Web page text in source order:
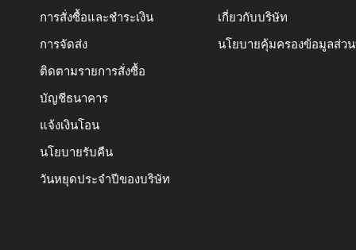
การสั่งซื้อและชำระเงิน
การจัดส่ง
ติดตามรายการสั่งซื้อ
บัญชีธนาคาร
แจ้งเงินโอน
นโยบายรับคืน
วันหยุดประจำปีของบริษัท
เกี่ยวกับบริษัท
นโยบายคุ้มครองข้อมูลส่ว